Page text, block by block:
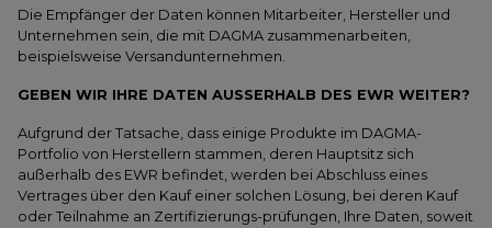
Die Empfänger der Daten können Mitarbeiter, Hersteller und
Unternehmen sein, die mit DAGMA zusammenarbeiten,
beispielsweise Versandunternehmen.
GEBEN WIR IHRE DATEN AUSSERHALB DES EWR WEITER?
Aufgrund der Tatsache, dass einige Produkte im DAGMA-
Portfolio von Herstellern stammen, deren Hauptsitz sich
außerhalb des EWR befindet, werden bei Abschluss eines
Vertrages über den Kauf einer solchen Lösung, bei deren Kauf
oder Teilnahme an Zertifizierungs-prüfungen, Ihre Daten, soweit